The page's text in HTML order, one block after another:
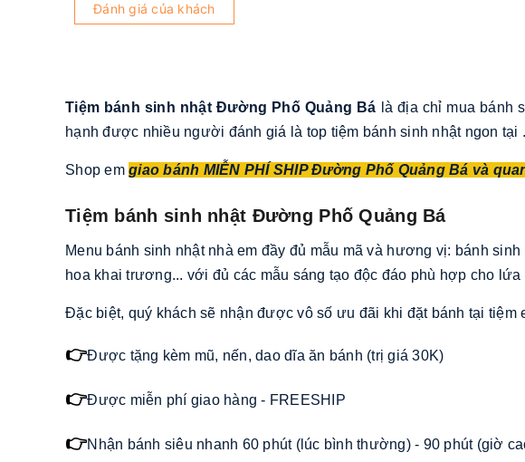
Đánh giá của khách
Tiệm bánh sinh nhật Đường Phố Quảng Bá là địa chỉ mua bánh
hạnh được nhiều người đánh giá là top tiệm bánh sinh nhật ngon tại .
Shop em giao bánh MIỄN PHÍ SHIP Đường Phố Quảng Bá và
Tiệm bánh sinh nhật Đường Phố Quảng Bá
Menu bánh sinh nhật nhà em đầy đủ mẫu mã và hương vị: bánh
hoa khai trương... với đủ các mẫu sáng tạo độc đáo phù hợp cho
Đặc biệt, quý khách sẽ nhận được vô số ưu đãi khi đặt bánh tại tiệm
👉Được tặng kèm mũ, nến, dao dĩa ăn bánh (trị giá 30K)
👉Được miễn phí giao hàng - FREESHIP
👉Nhận bánh siêu nhanh 60 phút (lúc bình thường) - 90 phút (giờ